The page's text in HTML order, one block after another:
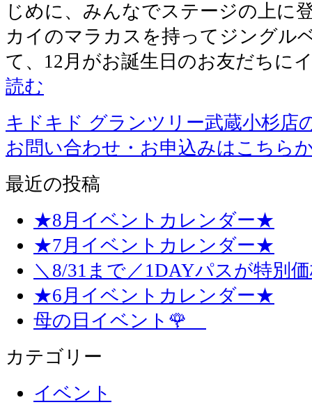
じめに、みんなでステージの上に
カイのマラカスを持ってジングル
て、12月がお誕生日のお友だちに
読む
キドキド グランツリー武蔵小杉店
お問い合わせ・お申込みはこちら
最近の投稿
★8月イベントカレンダー★
★7月イベントカレンダー★
＼8/31まで／1DAYパスが特別
★6月イベントカレンダー★
母の日イベント🌹
カテゴリー
イベント